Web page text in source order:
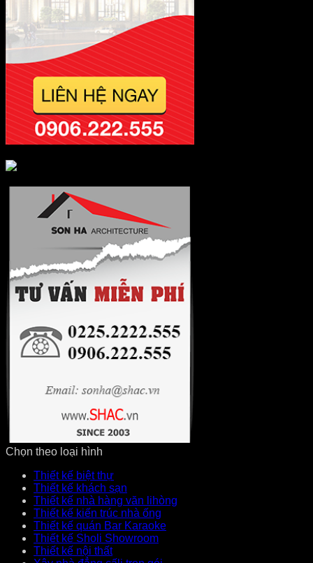
Chọn theo loại hình
Thiết kế biệt thự
Thiết kế khách sạn
Thiết kế nhà hàng văn lihòng
Thiết kế kiến trúc nhà ống
Thiết kế quán Bar Karaoke
Thiết kế Sholi Showroom
Thiết kế nội thất